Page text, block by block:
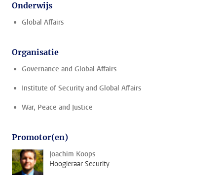
Onderwijs
Global Affairs
Organisatie
Governance and Global Affairs
Institute of Security and Global Affairs
War, Peace and Justice
Promotor(en)
Joachim Koops
Hoogleraar Security